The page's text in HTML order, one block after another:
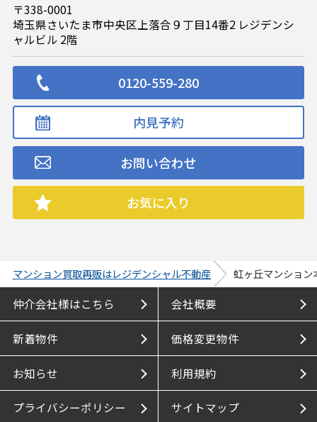
〒338-0001
埼玉県さいたま市中央区上落合９丁目14番2 レジデンシ
ャルビル 2階
0120-559-280
内見予約
お問い合わせ
お気に入り
マンション買取再販はレジデンシャル不動産 虹ヶ丘マンション
仲介会社様はこちら 会社概要
新着物件 価格変更物件
お知らせ 利用規約
プライバシーポリシー サイトマップ